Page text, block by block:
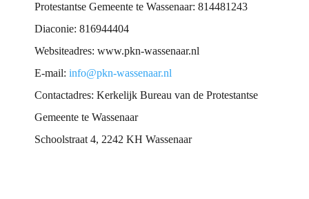
Protestantse Gemeente te Wassenaar: 814481243
Diaconie: 816944404
Websiteadres: www.pkn-wassenaar.nl
E-mail: info@pkn-wassenaar.nl
Contactadres: Kerkelijk Bureau van de Protestantse
Gemeente te Wassenaar
Schoolstraat 4, 2242 KH Wassenaar